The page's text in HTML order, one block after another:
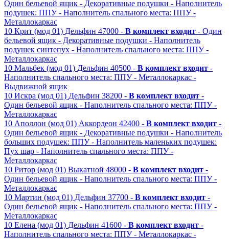
Один бельевой ящик - Декоративные подушки - Наполнитель
подушек: ППУ - Наполнитель спального места: ППУ -
Металлокаркас
10 Крит (мод 01) Дельфин 47000 - В комплект входит - Один
бельевой ящик - Декоративные подушки - Наполнитель
подушек синтепух - Наполнитель спального места: ППУ -
Металлокаркас
10 Мальбек (мод 01) Дельфин 40500 - В комплект входит -
Наполнитель спального места: ППУ - Металлокаркас -
Выдвижной ящик
10 Искра (мод 01) Дельфин 38200 - В комплект входит -
Один бельевой ящик - Наполнитель спального места: ППУ -
Металлокаркас
10 Аполлон (мод 01) Аккордеон 42400 - В комплект входит -
Один бельевой ящик - Декоративные подушки - Наполнитель
больших подушек: ППУ - Наполнитель маленьких подушек:
Пух шар - Наполнитель спального места: ППУ -
Металлокаркас
10 Ритор (мод 01) Выкатной 48000 - В комплект входит -
Один бельевой ящик - Наполнитель спального места: ППУ -
Металлокаркас
10 Мартин (мод 01) Дельфин 37700 - В комплект входит -
Один бельевой ящик - Наполнитель спального места: ППУ -
Металлокаркас
10 Елена (мод 01) Дельфин 41600 - В комплект входит -
Наполнитель спального места: ППУ - Металлокаркас -